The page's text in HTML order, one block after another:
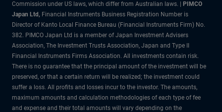
Commission under US laws, which differ from Australian laws. | PIMCO
Japan Ltd, Financial Instruments Business Registration Number is
Director of Kanto Local Finance Bureau (Financial Instruments Firm) No.
382. PIMCO Japan Ltd is a member of Japan Investment Advisers
Association, The Investment Trusts Association, Japan and Type II
Financial Instruments Firms Association. All investments contain risk.
There is no guarantee that the principal amount of the investment will be
preserved, or that a certain return will be realized; the investment could
suffer a loss. All profits and losses incur to the investor. The amounts,
maximum amounts and calculation methodologies of each type of fee
and expense and their total amounts will vary depending on the